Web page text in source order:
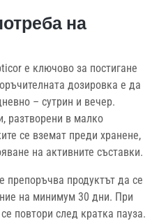
на
е ключово за постигане
дозировка е да
– сутрин и вечер.
разтворени в малко
се вземат преди хранене,
на активните съставки.
препоръчва продуктът да се
на минимум 30 дни. При
повтори след кратка пауза.